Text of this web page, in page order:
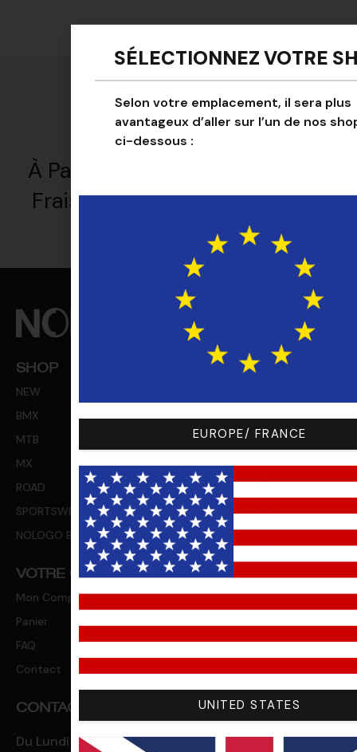
À Partir De 200 € D'achat, Les
Frais De Retour Sont Offerts !
SHOP
NEW
BMX
MTB
MX
ROAD
SPORTSWEAR
NOLOGO BY YOU
VOTRE COMPTE
Mon Compte
Panier
FAQ
Contact
CONTACT US
Du Lundi Au Vendredi
SÉLECTIONNEZ VOTRE
Selon votre emplacement, il sera plus
avantageux d’aller sur l’un de nos
ci-dessous :
EUROPE/ FRANCE
UNITED STATES